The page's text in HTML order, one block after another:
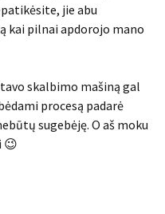
jie abu
kai pilnai apdorojo mano
skalbimo mašiną gal
procesą padarė
sugebėję. O aš moku
😉